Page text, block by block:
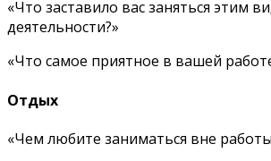
«Что заставило вас заняться этим
деятельности?»
«Что самое приятное в вашей
Отдых
«Чем любите заниматься вне